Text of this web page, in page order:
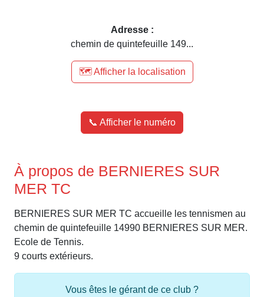
Adresse :
chemin de quintefeuille 149...
🗺️ Afficher la localisation
📞 Afficher le numéro
À propos de BERNIERES SUR
MER TC
BERNIERES SUR MER TC accueille les tennismen au
chemin de quintefeuille 14990 BERNIERES SUR MER.
Ecole de Tennis.
9 courts extérieurs.
Vous êtes le gérant de ce club ?